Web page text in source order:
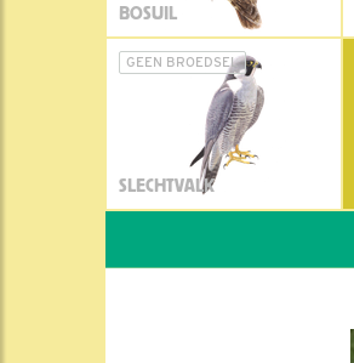
BOSUIL
GEEN BROEDSEL
SLECHTVALK